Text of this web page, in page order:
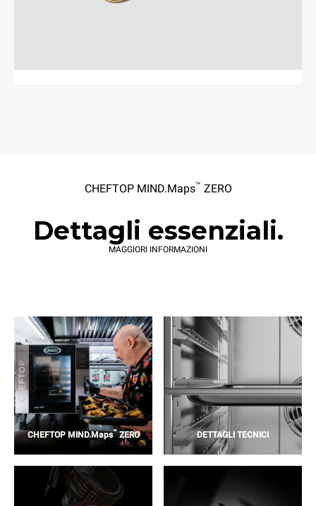
CHEFTOP MIND.Maps™ ZERO
Dettagli essenziali.
MAGGIORI INFORMAZIONI
CHEFTOP MIND.Maps™ZERO DETTAGLI TECNICI